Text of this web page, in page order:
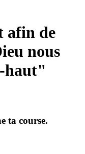
afin de
nous
haut"
ta course.